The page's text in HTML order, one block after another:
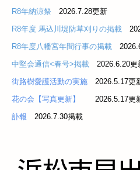
ホーム
自治会
自主防災隊
R8年納涼祭 2026.7.28更新
R8年度 馬込川堤防草刈りの掲載
R8年度八幡宮年間行事の掲載
中堅会通信<春号>掲載 2026.6.20更
街路樹愛護活動の実施 2026.5.17更
花の会【写真更新】
2026.5.17更
訃報 2026.7.30掲載